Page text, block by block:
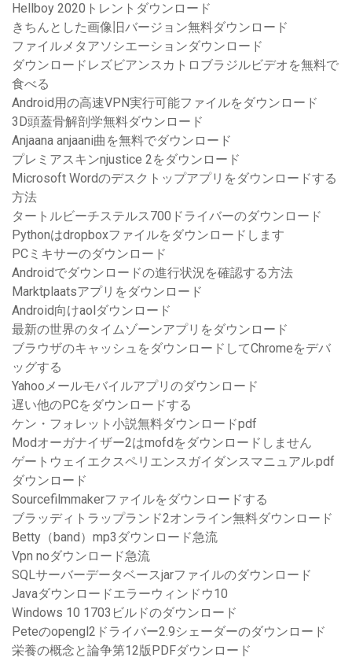
Hellboy 2020トレントダウンロード
きちんとした画像旧バージョン無料ダウンロード
ファイルメタアソシエーションダウンロード
ダウンロードレズビアンスカトロブラジルビデオを無料で
食べる
Android用の高速VPN実行可能ファイルをダウンロード
3D頭蓋骨解剖学無料ダウンロード
Anjaana anjaani曲を無料でダウンロード
プレミアスキンnjustice 2をダウンロード
Microsoft Wordのデスクトップアプリをダウンロードする
方法
タートルビーチステルス700ドライバーのダウンロード
Pythonはdropboxファイルをダウンロードします
PCミキサーのダウンロード
Androidでダウンロードの進行状況を確認する方法
Marktplaatsアプリをダウンロード
Android向けaolダウンロード
最新の世界のタイムゾーンアプリをダウンロード
ブラウザのキャッシュをダウンロードしてChromeをデバ
ッグする
Yahooメールモバイルアプリのダウンロード
遅い他のPCをダウンロードする
ケン・フォレット小説無料ダウンロードpdf
Modオーガナイザー2はmofdをダウンロードしません
ゲートウェイエクスペリエンスガイダンスマニュアル.pdf
ダウンロード
Sourcefilmmakerファイルをダウンロードする
ブラッディトラップランド2オンライン無料ダウンロード
Betty（band）mp3ダウンロード急流
Vpn noダウンロード急流
SQLサーバーデータベースjarファイルのダウンロード
Javaダウンロードエラーウィンドウ10
Windows 10 1703ビルドのダウンロード
Peteのopengl2ドライバー2.9シェーダーのダウンロード
栄養の概念と論争第12版PDFダウンロード